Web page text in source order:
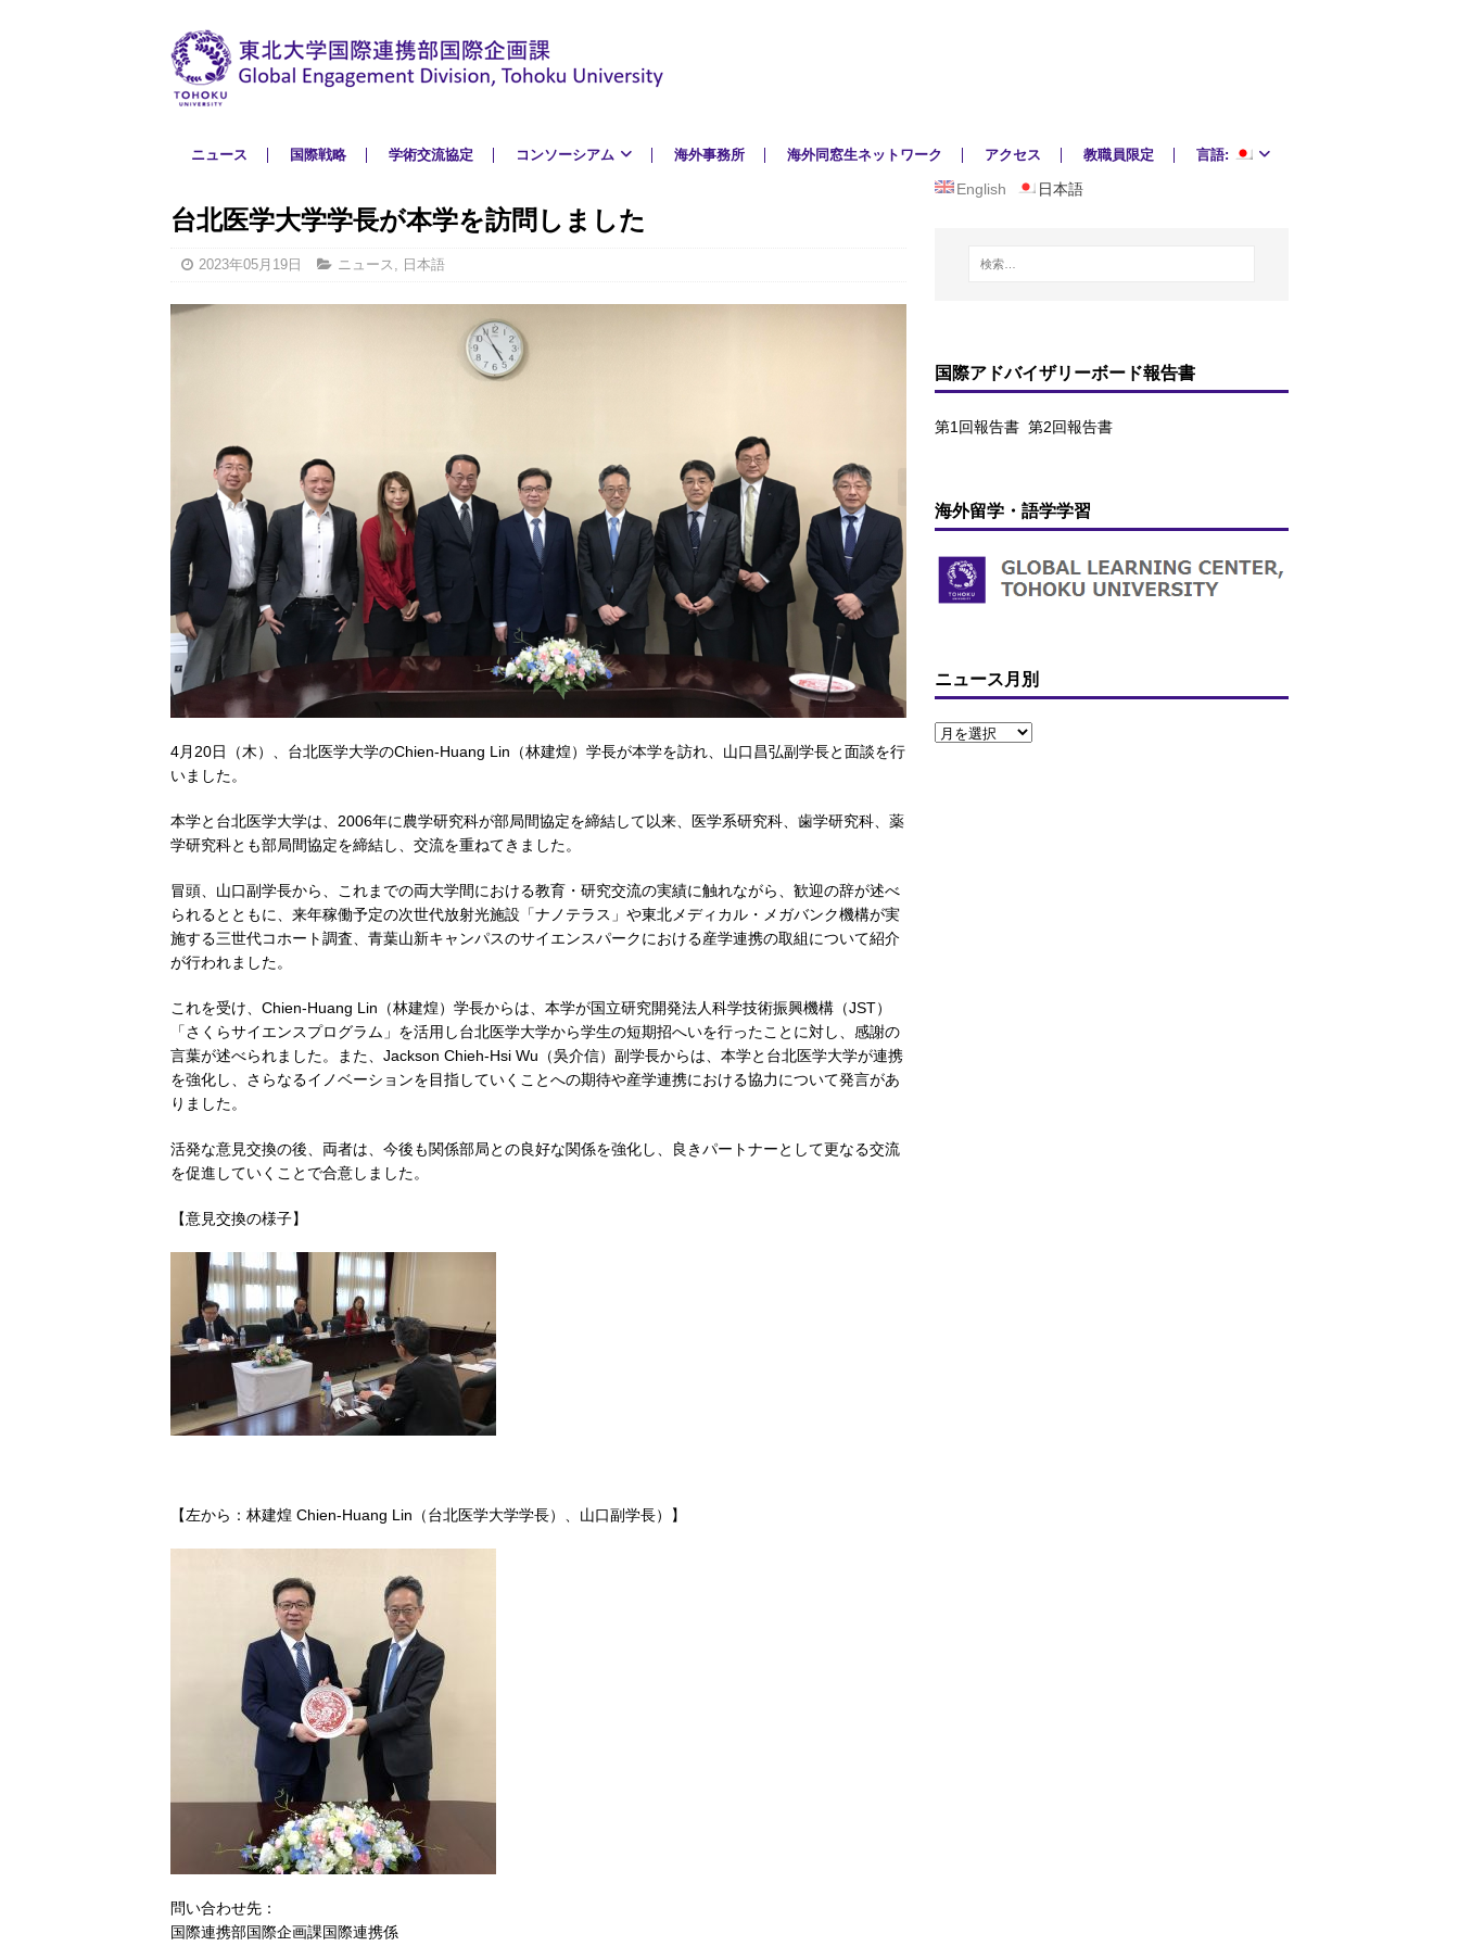
ニュース 国際戦略 学術交流協定 コンソーシアム 海外事務所 海外同窓生ネットワーク アクセス 教職員限定 言語:
台北医学大学学長が本学を訪問しました
2023年05月19日 ニュース , 日本語
4月20日（木）、台北医学大学のChien-Huang Lin（林建煌）学長が本学を訪れ、山口昌弘副学長と面談を行
いました。
本学と台北医学大学は、2006年に農学研究科が部局間協定を締結して以来、医学系研究科、歯学研究科、薬
学研究科とも部局間協定を締結し、交流を重ねてきました。
冒頭、山口副学長から、これまでの両大学間における教育・研究交流の実績に触れながら、歓迎の辞が述べ
られるとともに、来年稼働予定の次世代放射光施設「ナノテラス」や東北メディカル・メガバンク機構が実
施する三世代コホート調査、青葉山新キャンパスのサイエンスパークにおける産学連携の取組について紹介
が行われました。
これを受け、Chien-Huang Lin（林建煌）学長からは、本学が国立研究開発法人科学技術振興機構（JST）
「さくらサイエンスプログラム」を活用し台北医学大学から学生の短期招へいを行ったことに対し、感謝の
言葉が述べられました。また、Jackson Chieh-Hsi Wu（吳介信）副学長からは、本学と台北医学大学が連携
を強化し、さらなるイノベーションを目指していくことへの期待や産学連携における協力について発言があ
りました。
活発な意見交換の後、両者は、今後も関係部局との良好な関係を強化し、良きパートナーとして更なる交流
を促進していくことで合意しました。
【意見交換の様子】
【左から：林建煌 Chien-Huang Lin（台北医学大学学長）、山口副学長）】
問い合わせ先：
国際連携部国際企画課国際連携係
English 日本語
国際アドバイザリーボード報告書
第1回報告書 第2回報告書
海外留学・語学学習
ニュース月別